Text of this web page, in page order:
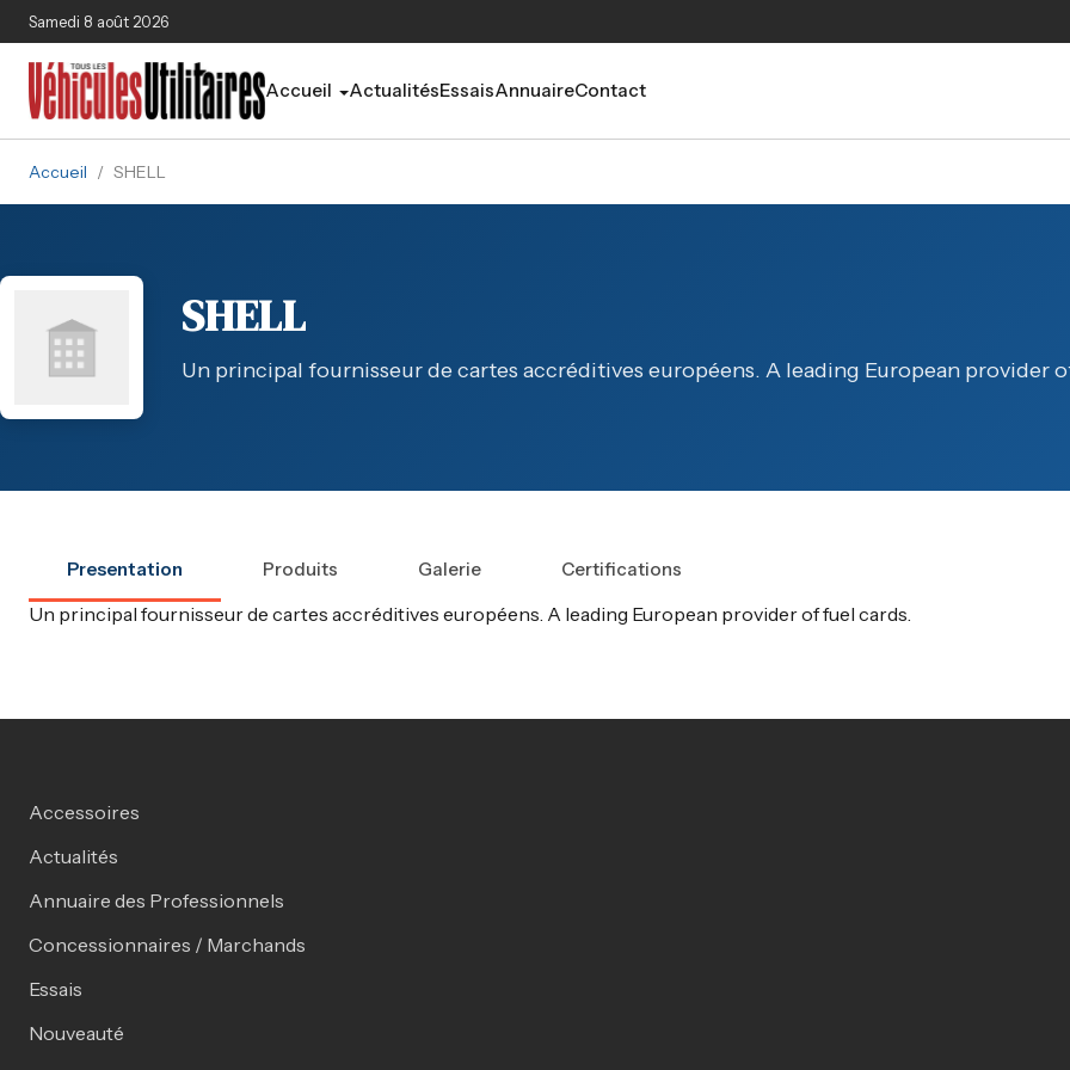
Aller au contenu principal
Samedi 8 août 2026
Accueil ActualitésEssaisAnnuaireContact
Accueil / SHELL
SHELL
Un principal fournisseur de cartes accréditives européens. A leading European provider
Presentation Produits Galerie Certifications
Un principal fournisseur de cartes accréditives européens. A leading European provider of fuel cards.
Accessoires
Actualités
Annuaire des Professionnels
Concessionnaires / Marchands
Essais
Nouveauté